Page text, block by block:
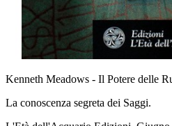
Kenneth Meadows - Il Potere delle
La conoscenza segreta dei Saggi.